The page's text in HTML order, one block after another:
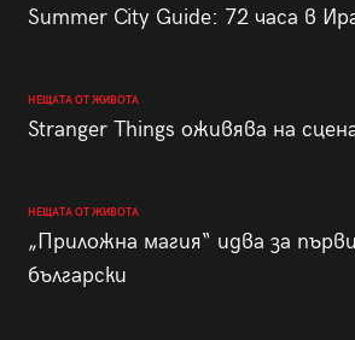
Summer City Guide: 72 часа в
НЕЩАТА ОТ ЖИВОТА
Stranger Things оживява на
НЕЩАТА ОТ ЖИВОТА
„Приложна магия“ идва за
български